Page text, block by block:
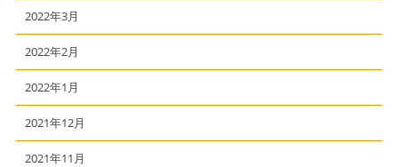
2022年3月
2022年2月
2022年1月
2021年12月
2021年11月